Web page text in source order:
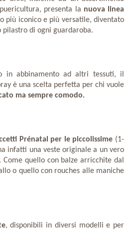
presenta la nuova linea
più iconico e più versatile, diventato
di ogni guardaroba.
in abbinamento ad altri tessuti, il
è una scelta perfetta per chi vuole
ma sempre comodo.
Prénatal per le piccolissime (1-
infatti una veste originale a un vero
quello con balze arricchite dal
o quello con rouches alle maniche
, disponibili in diversi modelli e per